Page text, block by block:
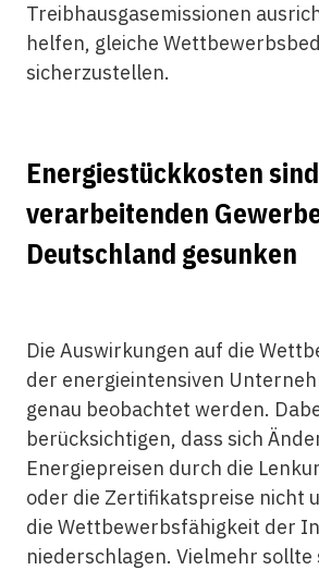
Treibhausgasemissionen
helfen, gleiche
sicherzustellen.
Energiestückkosten
verarbeitenden
Deutschland gesunken
Die Auswirkungen auf die
der energieintensiven
genau beobachtet werden.
berücksichtigen, dass sich
Energiepreisen durch die
oder die Zertifikatspreise nicht
die Wettbewerbsfähigkeit der
niederschlagen. Vielmehr sollte